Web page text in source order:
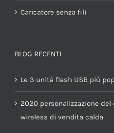
Caricatore senza fili
BLOG RECENTI
Le 3 unità flash USB più
2020 personalizzazione
wireless di vendita calda